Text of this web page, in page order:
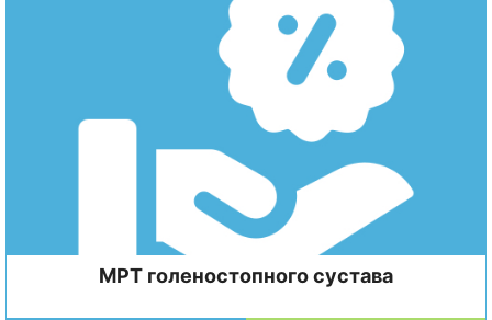
МРТ голеностопного сустава